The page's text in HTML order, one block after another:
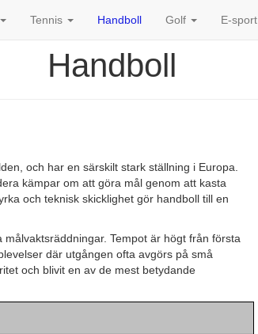
Tennis Handboll Golf E-sport
Handboll
och har en särskilt stark ställning i Europa.
kämpar om att göra mål genom att kasta
och teknisk skicklighet gör handboll till en
Tempot är högt från första
där utgången ofta avgörs på små
och blivit en av de mest betydande